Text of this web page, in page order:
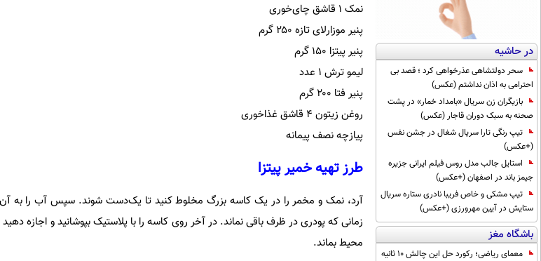
در حاشیه
سحر دولتشاهی عذرخواهی کرد ؛ قصد بی
احترامی به اذان نداشتم (عکس)
بازیگران زن سریال «بامداد خمار» در پشت
صحنه به سبک دوران قاجار (عکس)
تیپ رنگی تارا سریال شغال در جشن نفس
(+عکس)
استایل جالب مدل روس فیلم ایرانی جزیره
جیمز باند در اصفهان (+عکس)
تیپ مشکی و خاص فریبا نادری ستاره سریال
ستایش در آیین مهرورزی (+عکس)
باشگاه مغز
معمای ریاضی؛ رکورد حل این چالش 10 ثانیه
نمک ۱ قاشق چای‌خوری
پنیر موزارلای تازه ۲۵۰ گرم
پنیر پیتزا ۱۵۰ گرم
لیمو ترش ۱ عدد
پنیر فتا ۲۰۰ گرم
روغن زیتون ۴ قاشق غذاخوری
پیازچه نصف پیمانه
طرز تهیه خمیر پیتزا
آرد، نمک و مخمر را در یک کاسه بزرگ مخلوط کنید تا یک‌دست شوند. سپس آب را به آن
محیط بماند.